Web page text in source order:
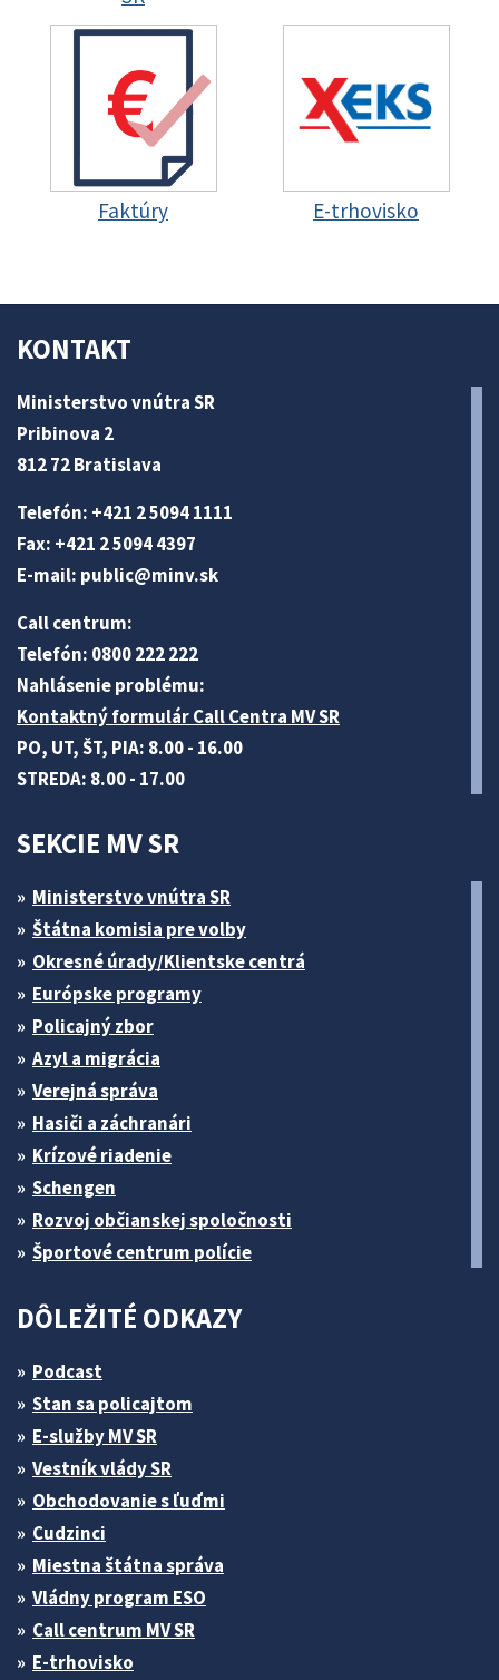
Faktúry E-trhovisko
KONTAKT
Ministerstvo vnútra SR
Pribinova 2
812 72 Bratislava
Telefón: +421 2 5094 1111
Fax: +421 2 5094 4397
E-mail: public@minv.sk
Call centrum:
Telefón: 0800 222 222
Nahlásenie problému:
Kontaktný formulár Call Centra MV SR
PO, UT, ŠT, PIA: 8.00 - 16.00
STREDA: 8.00 - 17.00
SEKCIE MV SR
Ministerstvo vnútra SR
Štátna komisia pre volby
Okresné úrady/Klientske centrá
Európske programy
Policajný zbor
Azyl a migrácia
Verejná správa
Hasiči a záchranári
Krízové riadenie
Schengen
Rozvoj občianskej spoločnosti
Športové centrum polície
DÔLEŽITÉ ODKAZY
Podcast
Stan sa policajtom
E-služby MV SR
Vestník vlády SR
Obchodovanie s ľuďmi
Cudzinci
Miestna štátna správa
Vládny program ESO
Call centrum MV SR
E-trhovisko